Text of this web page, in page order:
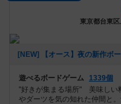
東京都台東
遊べるボードゲーム
1339個
"好きが集まる場所" 美味しい
やダーツを気の知れた仲間と